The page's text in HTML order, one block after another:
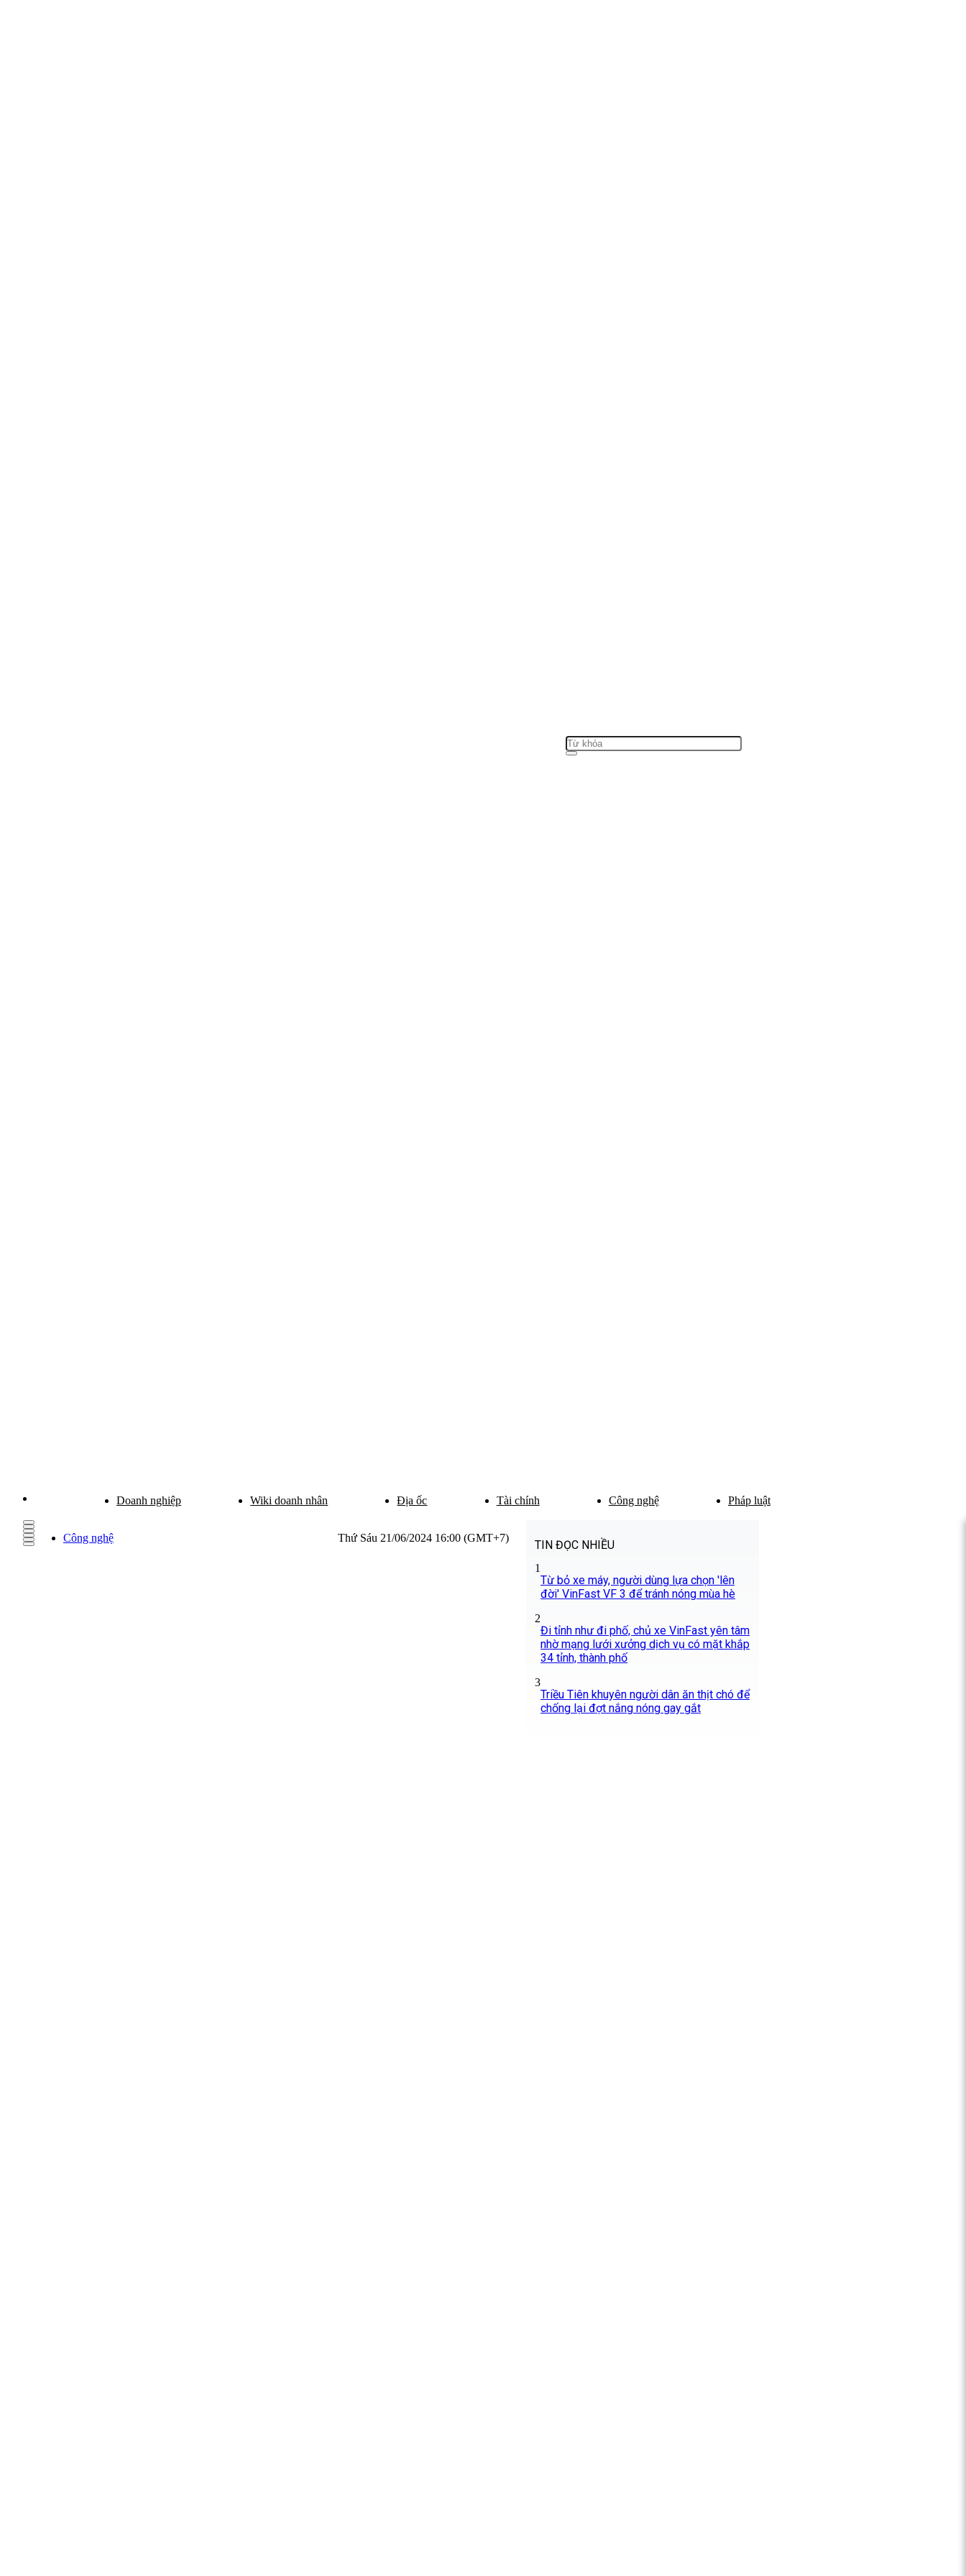
Doanh nghiệp Wiki doanh nhân Địa ốc Tài chính Công nghệ Pháp luật
Công nghệ Thứ Sáu 21/06/2024 16:00 (GMT+7)
TIN ĐỌC NHIỀU
1
Từ bỏ xe máy, người dùng lựa chọn 'lên
đời' VinFast VF 3 để tránh nóng mùa hè
2
Đi tỉnh như đi phố, chủ xe VinFast yên tâm
nhờ mạng lưới xưởng dịch vụ có mặt khắp
34 tỉnh, thành phố
3
Triều Tiên khuyên người dân ăn thịt chó để
chống lại đợt nắng nóng gay gắt